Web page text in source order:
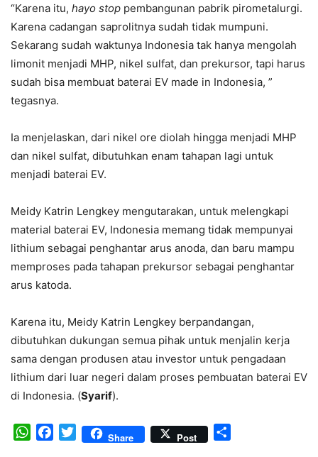
“Karena itu, hayo stop pembangunan pabrik pirometalurgi.
Karena cadangan saprolitnya sudah tidak mumpuni.
Sekarang sudah waktunya Indonesia tak hanya mengolah
limonit menjadi MHP, nikel sulfat, dan prekursor, tapi harus
sudah bisa membuat baterai EV made in Indonesia, ”
tegasnya.
Ia menjelaskan, dari nikel ore diolah hingga menjadi MHP
dan nikel sulfat, dibutuhkan enam tahapan lagi untuk
menjadi baterai EV.
Meidy Katrin Lengkey mengutarakan, untuk melengkapi
material baterai EV, Indonesia memang tidak mempunyai
lithium sebagai penghantar arus anoda, dan baru mampu
memproses pada tahapan prekursor sebagai penghantar
arus katoda.
Karena itu, Meidy Katrin Lengkey berpandangan,
dibutuhkan dukungan semua pihak untuk menjalin kerja
sama dengan produsen atau investor untuk pengadaan
lithium dari luar negeri dalam proses pembuatan baterai EV
di Indonesia. (Syarif).
WhatsAppFacebook
TwitterShare Post